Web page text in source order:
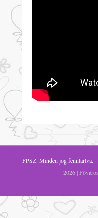
FPSZ. Minden jog fenntartva.
2026 |